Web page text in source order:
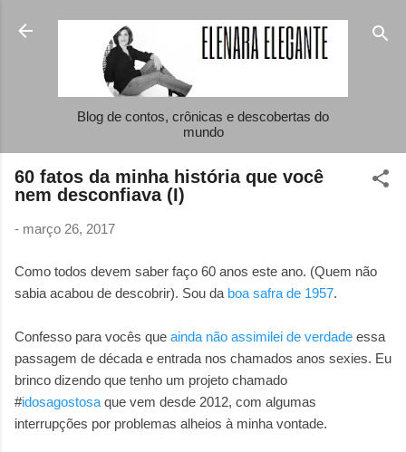
Pular para o conteúdo principal
Blog de contos, crônicas e descobertas do
mundo
60 fatos da minha história que você
nem desconfiava (I)
- março 26, 2017
Como todos devem saber faço 60 anos este ano. (Quem não
sabia acabou de descobrir). Sou da boa safra de 1957.
Confesso para vocês que ainda não assimilei de verdade essa
passagem de década e entrada nos chamados anos sexies. Eu
brinco dizendo que tenho um projeto chamado
#idosagostosa que vem desde 2012, com algumas
interrupções por problemas alheios à minha vontade.